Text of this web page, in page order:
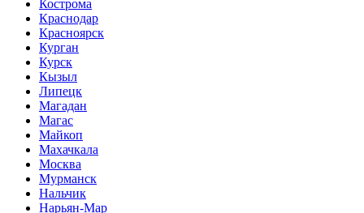
Кострома
Краснодар
Красноярск
Курган
Курск
Кызыл
Липецк
Магадан
Магас
Майкоп
Махачкала
Москва
Мурманск
Нальчик
Нарьян-Мар